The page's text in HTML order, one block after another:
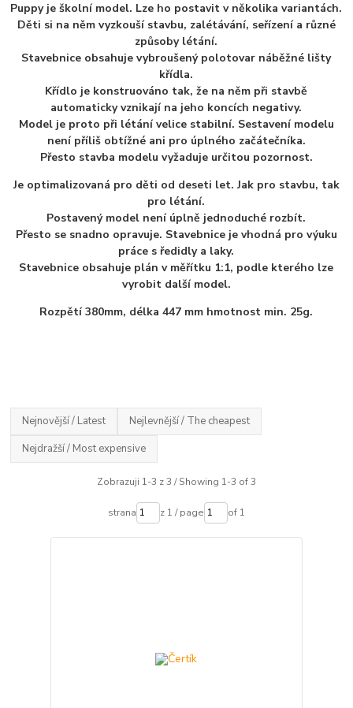
Puppy je školní model. Lze ho postavit v několika variantách.
Děti si na něm vyzkouší stavbu, zalétávání, seřízení a různé
způsoby létání.
Stavebnice obsahuje vybroušený polotovar náběžné lišty
křídla.
Křídlo je konstruováno tak, že na něm při stavbě
automaticky vznikají na jeho koncích negativy.
Model je proto při létání velice stabilní. Sestavení modelu
není příliš obtížné ani pro úplného začátečníka.
Přesto stavba modelu vyžaduje určitou pozornost.
Je optimalizovaná pro děti od deseti let. Jak pro stavbu, tak
pro létání.
Postavený model není úplně jednoduché rozbít.
Přesto se snadno opravuje. Stavebnice je vhodná pro výuku
práce s ředidly a laky.
Stavebnice obsahuje plán v měřítku 1:1, podle kterého lze
vyrobit další model.
Rozpětí 380mm, délka 447 mm hmotnost min. 25g.
Nejnovější / Latest
Nejlevnější / The cheapest
Nejdražší / Most expensive
Zobrazuji 1-3 z 3 / Showing 1-3 of 3
strana z 1 / page of 1